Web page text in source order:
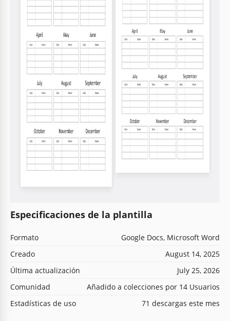
Especificaciones de la plantilla
Formato
Google Docs, Microsoft Word
Creado
August 14, 2025
Última actualización
July 25, 2026
Comunidad
Añadido a colecciones por 14 Usuarios
Estadísticas de uso
71 descargas este mes